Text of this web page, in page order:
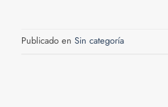
Publicado en Sin categoría